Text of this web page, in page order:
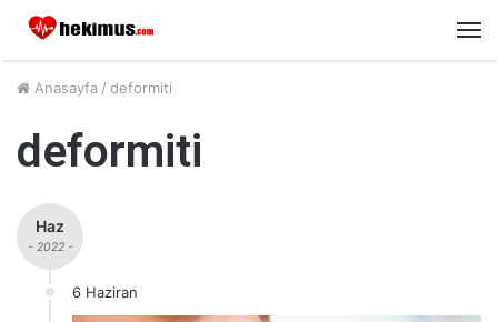
Anasayfa / deformiti
deformiti
Haz
- 2022 -
6 Haziran